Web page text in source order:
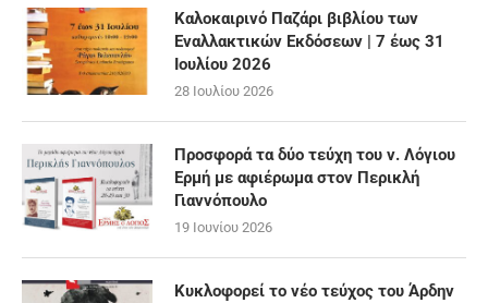
Καλοκαιρινό Παζάρι βιβλίου των
Εναλλακτικών Εκδόσεων | 7 έως 31
Ιουλίου 2026
28 Ιουλίου 2026
Προσφορά τα δύο τεύχη του ν. Λόγιου
Ερμή με αφιέρωμα στον Περικλή
Γιαννόπουλο
19 Ιουνίου 2026
Κυκλοφορεί το νέο τεύχος του Άρδην